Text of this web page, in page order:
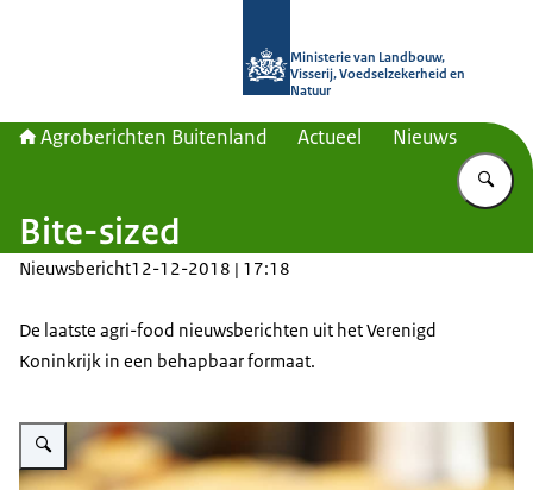
Ministerie van Landbouw,
Visserij, Voedselzekerheid en
Natuur
Agroberichten Buitenland Actueel Nieuws
Bite-sized
Nieuwsbericht12-12-2018 | 17:18
De laatste agri-food nieuwsberichten uit het Verenigd
Koninkrijk in een behapbaar formaat.
Vergroot afbeelding Bite-sized